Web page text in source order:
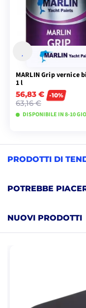
MARLIN Grip vernice
1 l
56,83 €
63,16 €
-10%
DISPONIBILE IN 8-10
VISUALIZZA I
MODELLI
PRODOTTI DI
POTREBBE
NUOVI PRODOTTI